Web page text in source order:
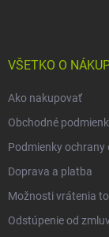
VŠETKO O
Ako nakupovať
Obchodné
Podmienky
Doprava a platba
Možnosti vrátenia
Odstúpenie od